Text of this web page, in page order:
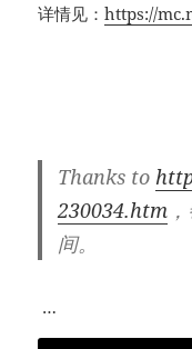
详情见：https://
Thanks to
230034.htm
间。
…